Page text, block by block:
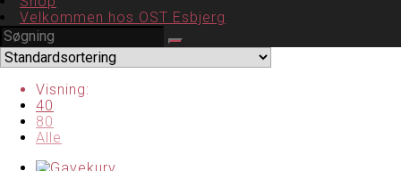
Velkommen hos OST Esbjerg
Visning:
40
80
Alle